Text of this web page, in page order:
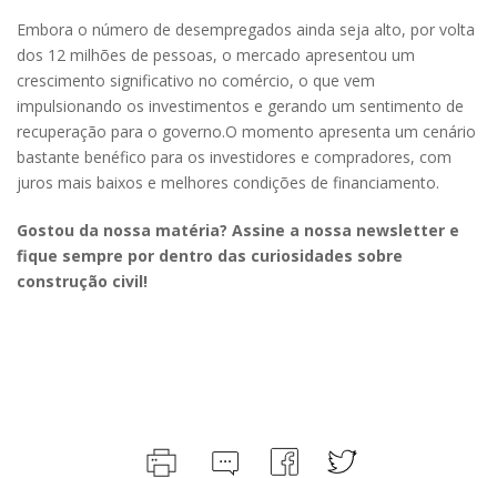
Embora o número de desempregados ainda seja alto, por volta
dos 12 milhões de pessoas, o mercado apresentou um
crescimento significativo no comércio, o que vem
impulsionando os investimentos e gerando um sentimento de
recuperação para o governo.O momento apresenta um cenário
bastante benéfico para os investidores e compradores, com
juros mais baixos e melhores condições de financiamento.
Gostou da nossa matéria? Assine a nossa newsletter e
fique sempre por dentro das curiosidades sobre
construção civil!